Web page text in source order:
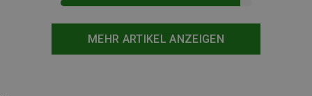
MEHR ARTIKEL ANZEIGEN